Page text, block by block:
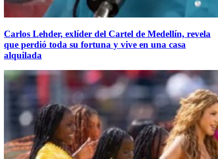
Carlos Lehder, exlíder del Cartel de Medellín, revela
que perdió toda su fortuna y vive en una casa
alquilada